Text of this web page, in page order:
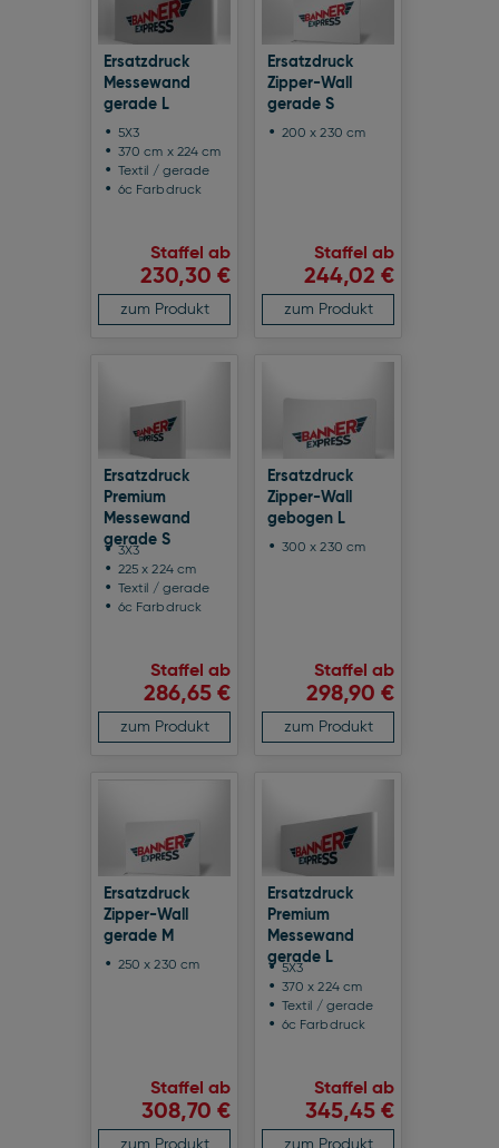
Ersatzdruck
Messewand
gerade L
5X3
370 cm x 224 cm
Textil / gerade
6c Farbdruck
Staffel ab
230,30 €
zum Produkt
Ersatzdruck
Zipper-Wall
gerade S
200 x 230 cm
Staffel ab
244,02 €
zum Produkt
Ersatzdruck
Premium
Messewand
gerade S
3X3
225 x 224 cm
Textil / gerade
6c Farbdruck
Staffel ab
286,65 €
zum Produkt
Ersatzdruck
Zipper-Wall
gebogen L
300 x 230 cm
Staffel ab
298,90 €
zum Produkt
Ersatzdruck
Zipper-Wall
gerade M
250 x 230 cm
Staffel ab
308,70 €
zum Produkt
Ersatzdruck
Premium
Messewand
gerade L
5X3
370 x 224 cm
Textil / gerade
6c Farbdruck
Staffel ab
345,45 €
zum Produkt